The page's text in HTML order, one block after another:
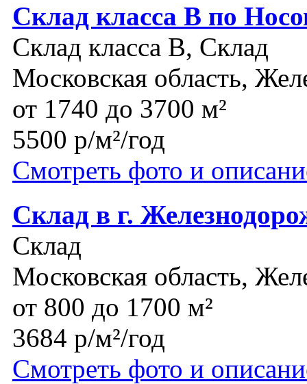
Склад класса В по
Склад класса B, Склад
Московская область,
от 1740 до 3700 м²
5500 р/м²/год
Смотреть фото и
Склад в г.
Склад
Московская область,
от 800 до 1700 м²
3684 р/м²/год
Смотреть фото и